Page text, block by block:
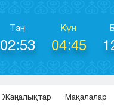
Таң
02:53
Күн
04:45
Жаңалықтар Мақалалар